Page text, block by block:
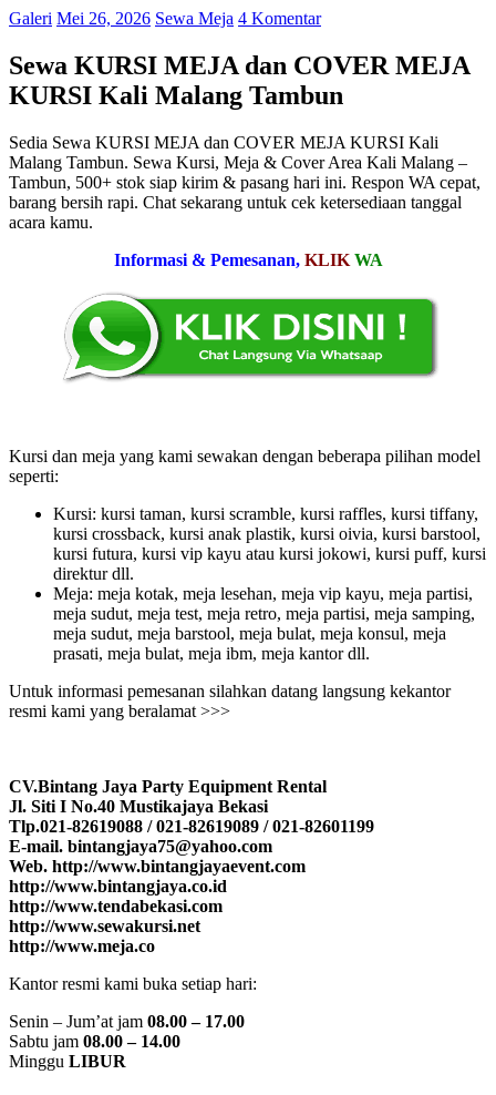
Galeri Mei 26, 2026 Sewa Meja 4 Komentar
Sewa KURSI MEJA dan COVER MEJA
KURSI Kali Malang Tambun
Sedia Sewa KURSI MEJA dan COVER MEJA KURSI Kali
Malang Tambun. Sewa Kursi, Meja & Cover Area Kali Malang –
Tambun, 500+ stok siap kirim & pasang hari ini. Respon WA cepat,
barang bersih rapi. Chat sekarang untuk cek ketersediaan tanggal
acara kamu.
Informasi & Pemesanan, KLIK WA
Kursi dan meja yang kami sewakan dengan beberapa pilihan model
seperti:
Kursi: kursi taman, kursi scramble, kursi raffles, kursi tiffany,
kursi crossback, kursi anak plastik, kursi oivia, kursi barstool,
kursi futura, kursi vip kayu atau kursi jokowi, kursi puff, kursi
direktur dll.
Meja: meja kotak, meja lesehan, meja vip kayu, meja partisi,
meja sudut, meja test, meja retro, meja partisi, meja samping,
meja sudut, meja barstool, meja bulat, meja konsul, meja
prasati, meja bulat, meja ibm, meja kantor dll.
Untuk informasi pemesanan silahkan datang langsung kekantor
resmi kami yang beralamat >>>
CV.Bintang Jaya Party Equipment Rental
Jl. Siti I No.40 Mustikajaya Bekasi
Tlp.021-82619088 / 021-82619089 / 021-82601199
E-mail. bintangjaya75@yahoo.com
Web. http://www.bintangjayaevent.com
http://www.bintangjaya.co.id
http://www.tendabekasi.com
http://www.sewakursi.net
http://www.meja.co
Kantor resmi kami buka setiap hari:
Senin – Jum’at jam 08.00 – 17.00
Sabtu jam 08.00 – 14.00
Minggu LIBUR